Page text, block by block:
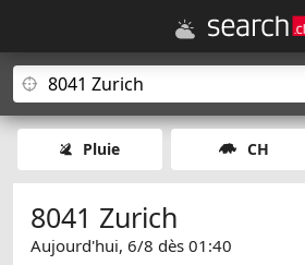
Pluie CH
8041 Zurich
Aujourd'hui, 6/8 dès 01:40